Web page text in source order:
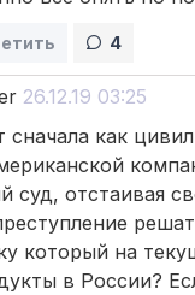
4
26.12.19 03:25
как
суд, отстаивая
который на
в России?